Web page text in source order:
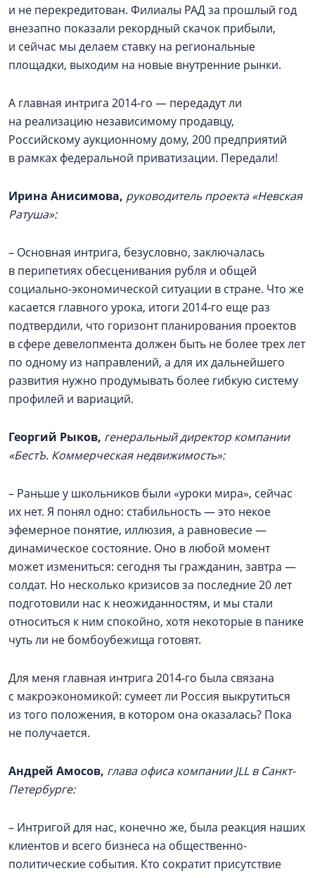
и не перекредитован. Филиалы РАД за прошлый год
внезапно показали рекордный скачок прибыли,
и сейчас мы делаем ставку на региональные
площадки, выходим на новые внутренние рынки.
А главная интрига 2014‑го — передадут ли
на реализацию независимому продавцу,
Российскому аукционному дому, 200 предприятий
в рамках федеральной приватизации. Передали!
Ирина Анисимова, руководитель проекта «Невская
Ратуша»:
– Основная интрига, безусловно, заключалась
в перипетиях обесценивания рубля и общей
социально-экономической ситуации в стране. Что же
касается главного урока, итоги 2014‑го еще раз
подтвердили, что горизонт планирования проектов
в сфере девелопмента должен быть не более трех лет
по одному из направлений, а для их дальнейшего
развития нужно продумывать более гибкую систему
профилей и вариаций.
Георгий Рыков, генеральный директор компании
«БестЪ. Коммерческая недвижимость»:
– Раньше у школьников были «уроки мира», сейчас
их нет. Я понял одно: стабильность — это некое
эфемерное понятие, иллюзия, а равновесие —
динамическое состояние. Оно в любой момент
может измениться: сегодня ты гражданин, завтра —
солдат. Но несколько кризисов за последние 20 лет
подготовили нас к неожиданностям, и мы стали
относиться к ним спокойно, хотя некоторые в панике
чуть ли не бомбоубежища готовят.
Для меня главная интрига 2014‑го была связана
с макроэкономикой: сумеет ли Россия выкрутиться
из того положения, в котором она оказалась? Пока
не получается.
Андрей Амосов, глава офиса компании JLL в Санкт-
Петербурге:
– Интригой для нас, конечно же, была реакция наших
клиентов и всего бизнеса на общественно-
политические события. Кто сократит присутствие